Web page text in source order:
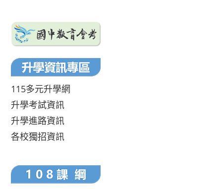
115多元升學網
升學考試資訊
升學進路資訊
各校獨招資訊